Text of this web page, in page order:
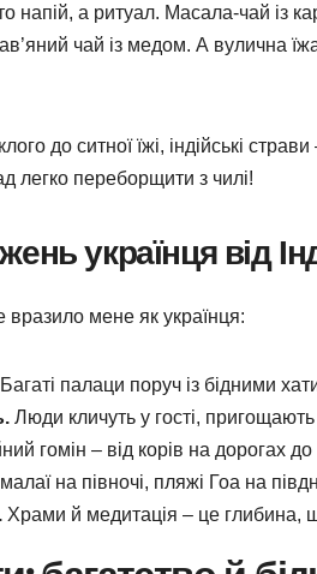
напій, а ритуал. Масала-чай із
чай із медом. А вулична
до ситної їжі, індійські
легко переборщити з чилі!
українця від
мене як українця:
Багаті палаци поруч із бідними
Люди кличуть у гості,
гомін – від корів на дорогах
на півночі, пляжі Гоа на
Храми й медитація – це глибина,